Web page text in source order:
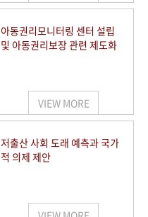
아동권리모니터링 센터 설립
및 아동권리보장 관련 제도화
VIEW MORE
저출산 사회 도래 예측과 국가
적 의제 제안